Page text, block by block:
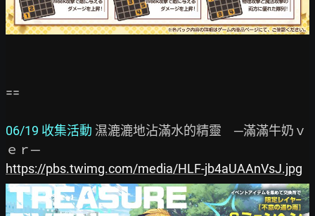
==
06/19 收集活動 濕漉漉地沾滿水的精靈　─滿滿牛奶ｖ
https://pbs.twimg.com/media/HLF-jb4aUAAnVsJ.jpg